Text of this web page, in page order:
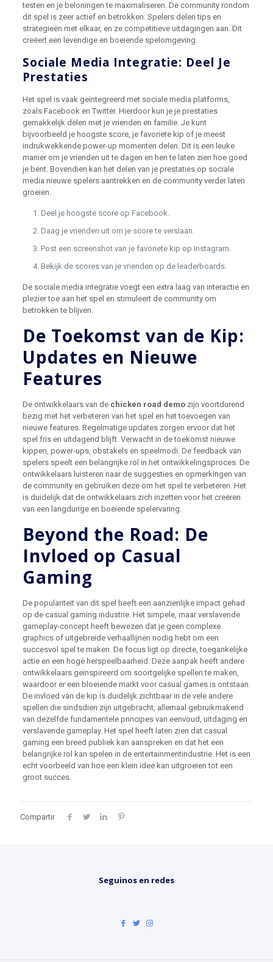
testen en je beloningen te maximaliseren. De community rondom
dit spel is zeer actief en betrokken. Spelers delen tips en
strategieën met elkaar, en ze competitieve uitdagingen aan. Dit
creëert een levendige en boeiende spelomgeving.
Sociale Media Integratie: Deel Je
Prestaties
Het spel is vaak geïntegreerd met sociale media platforms,
zoals Facebook en Twitter. Hierdoor kun je je prestaties
gemakkelijk delen met je vrienden en familie. Je kunt
bijvoorbeeld je hoogste score, je favoriete kip of je meest
indrukwekkende power-up momenten delen. Dit is een leuke
manier om je vrienden uit te dagen en hen te laten zien hoe goed
je bent. Bovendien kan het delen van je prestaties op sociale
media nieuwe spelers aantrekken en de community verder laten
groeien.
Deel je hoogste score op Facebook.
Daag je vrienden uit om je score te verslaan.
Post een screenshot van je favoriete kip op Instagram.
Bekijk de scores van je vrienden op de leaderboards.
De sociale media integratie voegt een extra laag van interactie en
plezier toe aan het spel en stimuleert de community om
betrokken te blijven.
De Toekomst van de Kip:
Updates en Nieuwe
Features
De ontwikkelaars van de chicken road demozijn voortdurend
bezig met het verbeteren van het spel en het toevoegen van
nieuwe features. Regelmatige updates zorgen ervoor dat het
spel fris en uitdagend blijft. Verwacht in de toekomst nieuwe
kippen, power-ups, obstakels en speelmodi. De feedback van
spelers speelt een belangrijke rol in het ontwikkelingsproces. De
ontwikkelaars luisteren naar de suggesties en opmerkingen van
de community en gebruiken deze om het spel te verbeteren. Het
is duidelijk dat de ontwikkelaars zich inzetten voor het creëren
van een langdurige en boeiende spelervaring.
Beyond the Road: De
Invloed op Casual
Gaming
De populariteit van dit spel heeft een aanzienlijke impact gehad
op de casual gaming industrie. Het simpele, maar verslavende
gameplay-concept heeft bewezen dat je geen complexe
graphics of uitgebreide verhaallijnen nodig hebt om een
succesvol spel te maken. De focus ligt op directe, toegankelijke
actie en een hoge herspeelbaarheid. Deze aanpak heeft andere
ontwikkelaars geïnspireerd om soortgelijke spellen te maken,
waardoor er een bloeiende markt voor casual games is ontstaan.
De invloed van de kip is duidelijk zichtbaar in de vele andere
spellen die sindsdien zijn uitgebracht, allemaal gebruikmakend
van dezelfde fundamentele principes van eenvoud, uitdaging en
verslavende gameplay. Het spel heeft laten zien dat casual
gaming een breed publiek kan aanspreken en dat het een
belangrijke rol kan spelen in de entertainmentindustrie. Het is een
echt voorbeeld van hoe een klein idee kan uitgroeien tot een
groot succes.
Compartir
Seguinos en redes